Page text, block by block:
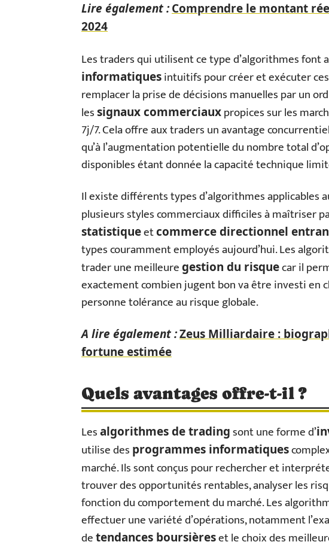
Lire également :Comprendre le montant
2024
Les traders qui utilisent ce type d’algorithmes font
informatiquesintuitifs pour créer et exécuter
remplacer la prise de décisions manuelles par un
lessignaux commerciauxpropices sur les
7j/7. Cela offre aux traders un avantage
qu’à l’augmentation potentielle du nombre total
disponibles étant donnée la capacité technique
Il existe différents types d’algorithmes applicables
plusieurs styles commerciaux difficiles à maîtriser
statistiqueetcommerce directionnel
types couramment employés aujourd’hui. Les
trader une meilleuregestion du risquecar il
exactement combien jugent bon va être investi en
personne tolérance au risque globale.
A lire également :Zeus Milliardaire :
fortune estimée
Quels avantages offre-t-il ?
Lesalgorithmes de tradingsont une forme d’
utilise des programmes informatiques
marché. Ils sont conçus pour rechercher et
trouver des opportunités rentables, analyser les
fonction du comportement du marché. Les
effectuer une variété d’opérations, notamment
detendances boursièreset le choix des